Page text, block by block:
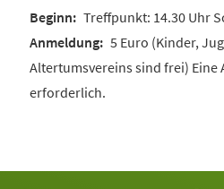
Treffpunkt: 14.30 Uhr
5 Euro (Kinder,
Altertumsvereins sind frei) Eine
erforderlich.